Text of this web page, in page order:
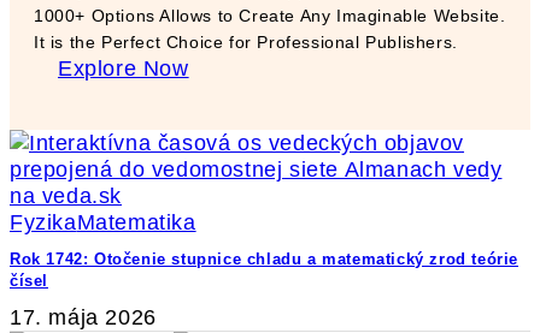
1000+ Options Allows to Create Any Imaginable Website.
It is the Perfect Choice for Professional Publishers.
Explore Now
FyzikaMatematika
Rok 1742: Otočenie stupnice chladu a matematický zrod teórie
čísel
17. mája 2026